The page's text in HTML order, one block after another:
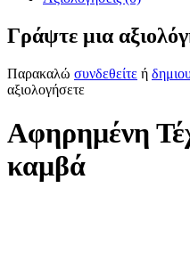
Γράψτε μια
Παρακαλώ συνδεθείτε ή
αξιολογήσετε
Αφηρημένη
καμβά